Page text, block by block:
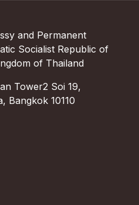
and Permanent
Socialist Republic of
of Thailand
Tower2 Soi 19,
Bangkok 10110